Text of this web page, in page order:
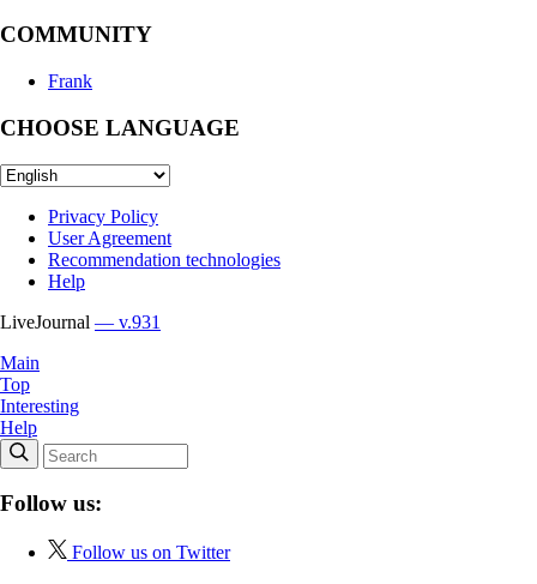
COMMUNITY
Frank
CHOOSE LANGUAGE
Privacy Policy
User Agreement
Recommendation technologies
Help
LiveJournal — v.931
Main
Top
Interesting
Help
Follow us:
Follow us on Twitter